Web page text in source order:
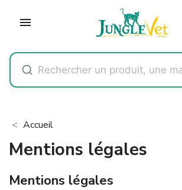

Accueil
Mentions légales
Mentions légales